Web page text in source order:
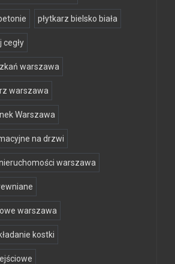
płytkarz bielsko biała
cegły
warszawa
warszawa
Warszawa
na drzwi
warszawa
warszawa
kostki